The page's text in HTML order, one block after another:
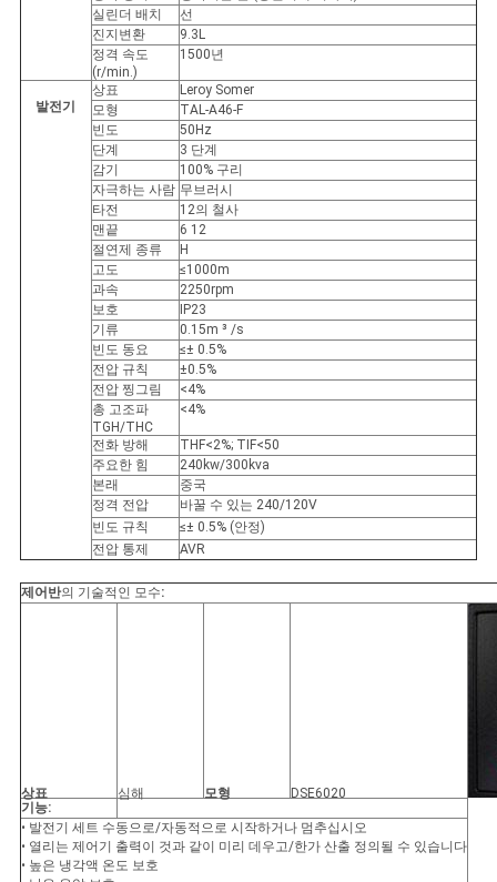
실린더 배치
선
진지변환
9.3L
정격 속도
(r/min.)
1500년
발전기
상표
Leroy Somer
모형
TAL-A46-F
빈도
50Hz
단계
3 단계
감기
100% 구리
자극하는 사람 무브러시
타전
12의 철사
맨끝
6 12
절연제 종류
H
고도
≤1000m
과속
2250rpm
보호
IP23
기류
0.15m ³ /s
빈도 동요
≤± 0.5%
전압 규칙
±0.5%
전압 찡그림
<4%
총 고조파
TGH/THC
<4%
전화 방해
THF<2%; TIF<50
주요한 힘
240kw/300kva
본래
중국
정격 전압
바꿀 수 있는 240/120V
빈도 규칙
≤± 0.5% (안정)
전압 통제
AVR
제어반의 기술적인 모수:
상표 심해 모형
DSE6020
기능:
• 발전기 세트 수동으로/자동적으로 시작하거나 멈추십시오
• 열리는 제어기 출력이 것과 같이 미리 데우고/한가 산출 정의될 수 있습니다
• 높은 냉각액 온도 보호